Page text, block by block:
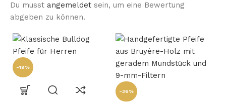
Du musst angemeldet sein, um eine Bewertung
abgeben zu können.
-19%
-36%